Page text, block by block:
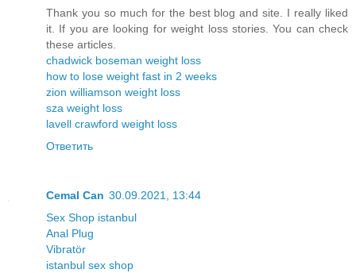
Thank you so much for the best blog and site. I really liked
it. If you are looking for weight loss stories. You can check
these articles.
chadwick boseman weight loss
how to lose weight fast in 2 weeks
zion williamson weight loss
sza weight loss
lavell crawford weight loss
Ответить
Cemal Can 30.09.2021, 13:44
Sex Shop istanbul
Anal Plug
Vibratör
istanbul sex shop